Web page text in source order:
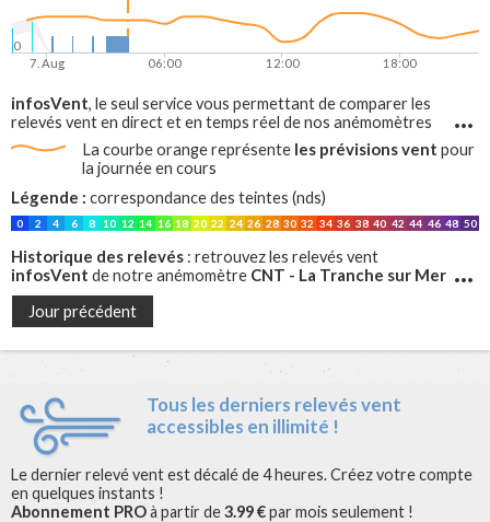
7. Aug 06:00 12:00 18:00
0
infosVent, le seul service vous permettant de comparer les
relevés vent en direct et en temps réel de nos anémomètres
avec les prévisions vent, sur tout le littoral francais !
La courbe orange représente les prévisions vent pour
la journée en cours
Légende : correspondance des teintes (nds)
0 2 4 6 8 10 12 14 16 18 20 22 24 26 28 30 32 34 36 38 40 42 44 46 48 50
Historique des relevés : retrouvez les relevés vent
infosVent de notre anémomètre CNT - La Tranche sur Mer
pour les jours précédents
Jour précédent
Tous les derniers relevés vent
accessibles en illimité !
Le dernier relevé vent est décalé de 4 heures. Créez votre compte
en quelques instants !
Abonnement PROà partir de3.99 €par mois seulement !